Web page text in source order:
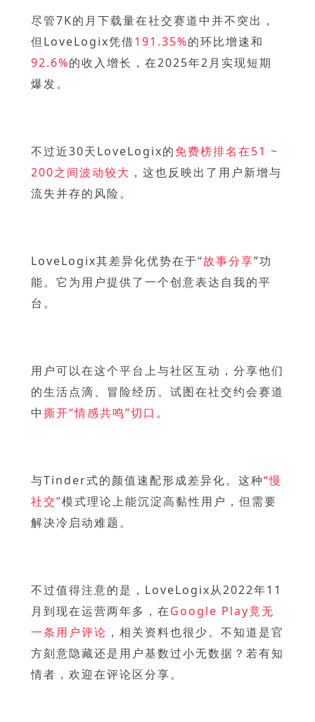
尽管7K的月下载量在社交赛道中并不突出，
但LoveLogix凭借191.35%的环比增速和
92.6%的收入增长， 在2025年2月实现短期
爆发。
不过近30天LoveLogix的免费榜排名在51 ~
200之间波动较大 ，这也反映出了用户新增与
流失并存的风险。
LoveLogix其差异化优势在于“故事分享”功
能。它为用户提供了一个创意表达自我的平
台。
用户可以在这个平台上与社区互动，分享他们
的生活点滴、冒险经历。试图在社交约会赛道
中撕开“情感共鸣”切口 。
与Tinder式的颜值速配形成差异化。这种“慢
社交”模式理论上能沉淀高黏性用户，但需要
解决冷启动难题。
不过值得注意的是，LoveLogix从2022年11
月到现在运营两年多，在Google Play竟无
一条用户评论 ，相关资料也很少。不知道是官
方刻意隐藏还是用户基数过小无数据？若有知
情者，欢迎在评论区分享。